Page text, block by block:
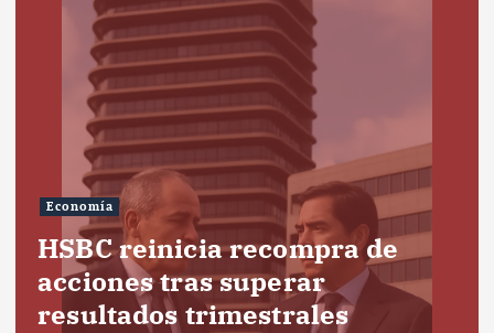
Economía
HSBC reinicia recompra de
acciones tras superar
resultados trimestrales